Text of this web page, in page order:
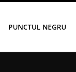
PUNCTUL NEGRU